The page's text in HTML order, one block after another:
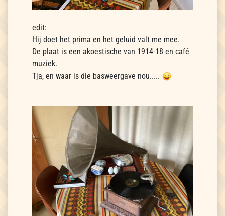
edit:
Hij doet het prima en het geluid valt me mee.
De plaat is een akoestische van 1914-18 en café
muziek.
Tja, en waar is die basweergave nou.....